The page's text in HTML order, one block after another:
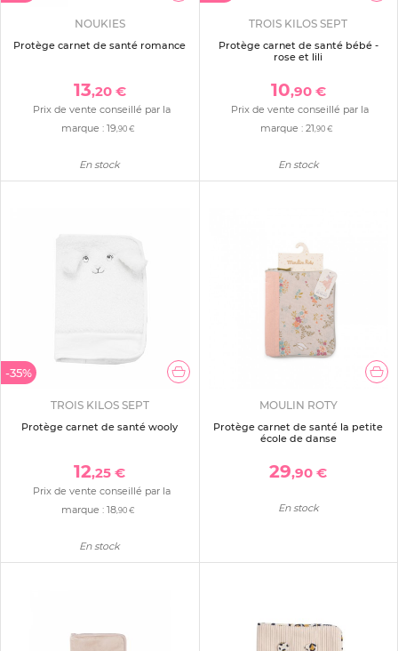
NOUKIES
Protège carnet de santé romance
13,20 €
Prix de vente conseillé par la
marque : 19,90 €
En stock
TROIS KILOS SEPT
Protège carnet de santé bébé -
rose et lili
10,90 €
Prix de vente conseillé par la
marque : 21,90 €
En stock
-35%
TROIS KILOS SEPT
Protège carnet de santé wooly
12,25 €
Prix de vente conseillé par la
marque : 18,90 €
En stock
MOULIN ROTY
Protège carnet de santé la petite
école de danse
29,90 €
En stock